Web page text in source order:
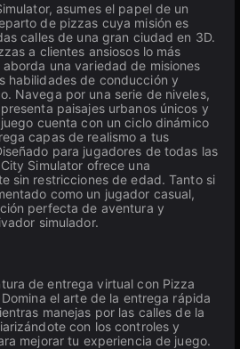
asumes el papel de un
de pizzas cuya misión es
calles de una gran ciudad en 3D.
a clientes ansiosos lo más
una variedad de misiones
habilidades de conducción y
Navega por una serie de niveles,
paisajes urbanos únicos y
cuenta con un ciclo dinámico
capas de realismo a tus
para jugadores de todas las
Simulator ofrece una
sin restricciones de edad. Tanto si
como un jugador casual,
perfecta de aventura y
simulador.
de entrega virtual con Pizza
el arte de la entrega rápida
manejas por las calles de la
con los controles y
mejorar tu experiencia de juego.